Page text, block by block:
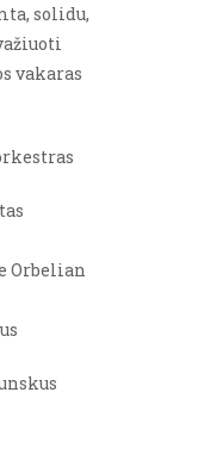
solidu,
vakaras
Orbelian